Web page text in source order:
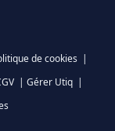
de cookies |
| Gérer Utiq |